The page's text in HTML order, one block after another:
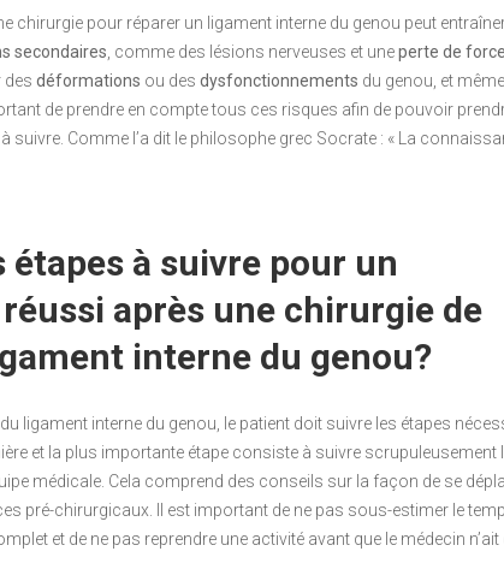
chirurgie pour réparer un ligament interne du genou peut
secondaires , comme des lésions nerveuses et uneperte de force
des déformations ou des dysfonctionnements du genou, et
de prendre en compte tous ces risques afin de pouvoir
suivre. Comme l’a dit le philosophe grec Socrate : « La
étapes à suivre pour un
après une chirurgie de
interne du genou?
ligament interne du genou, le patient doit suivre les étapes
et la plus importante étape consiste à suivre scrupuleusement
médicale. Cela comprend des conseils sur la façon de se
pré-chirurgicaux. Il est important de ne pas sous-estimer le
et de ne pas reprendre une activité avant que le médecin